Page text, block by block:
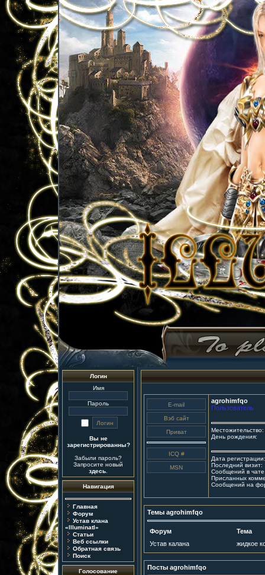
Логин
Имя
Пароль
Вы не
зарегистрированны?
Забыли пароль?
Запросите новый
здесь.
Навигация
Главная
Форум
Устав клана
«IlluminatI»
Статьи
Веб ссылки
Обратная связь
Поиск
Голосование
agrohimfqo
Пользователь
Местожительство:
День рождения:
Дата регистрации:
Последний визит:
Сообщений в
Присланных
Сообщений на
Темы agrohimfqo
Форум
Тема
Устав калана
жидкое
Посты agrohimfqo